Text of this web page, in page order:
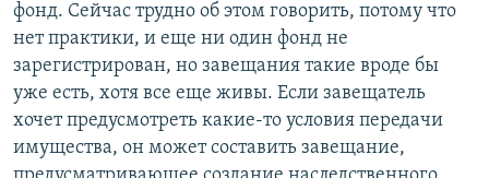
фонд. Сейчас трудно об этом говорить, потому что
нет практики, и еще ни один фонд не
зарегистрирован, но завещания такие вроде бы
уже есть, хотя все еще живы. Если завещатель
хочет предусмотреть какие-то условия передачи
имущества, он может составить завещание,